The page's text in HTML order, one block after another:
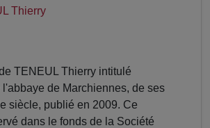
Thierry
TENEUL Thierry intitulé
l'abbaye de Marchiennes, de ses
siècle, publié en 2009. Ce
dans le fonds de la Société